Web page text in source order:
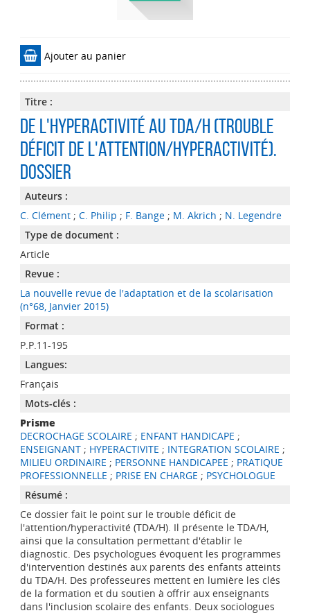
Ajouter au panier
Titre :
De l'hyperactivité au TDA/H (trouble
déficit de l'attention/hyperactivité).
Dossier
Auteurs :
C. Clément; C. Philip ; F. Bange; M. Akrich ; N. Legendre
Type de document :
Article
Revue :
La nouvelle revue de l'adaptation et de la scolarisation
(n°68, Janvier 2015)
Format :
P.P.11-195
Langues:
Français
Mots-clés :
Prisme
DECROCHAGE SCOLAIRE ; ENFANT HANDICAPE ;
ENSEIGNANT; HYPERACTIVITE ; INTEGRATION SCOLAIRE ;
MILIEU ORDINAIRE ; PERSONNE HANDICAPEE ; PRATIQUE
PROFESSIONNELLE ; PRISE EN CHARGE ; PSYCHOLOGUE
Résumé :
Ce dossier fait le point sur le trouble déficit de
l'attention/hyperactivité (TDA/H). Il présente le TDA/H,
ainsi que la consultation permettant d'établir le
diagnostic. Des psychologues évoquent les programmes
d'intervention destinés aux parents des enfants atteints
du TDA/H. Des professeures mettent en lumière les clés
de la formation et du soutien à offrir aux enseignants
dans l'inclusion scolaire des enfants. Deux sociologues